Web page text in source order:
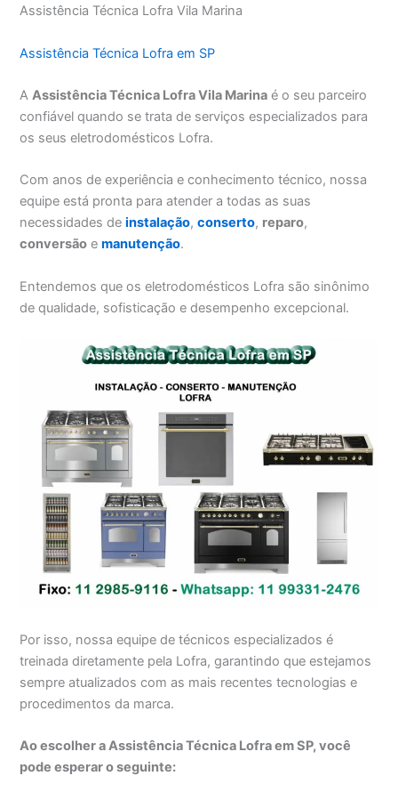
Assistência Técnica Lofra Vila Marina
Assistência Técnica Lofra em SP
AAssistência Técnica Lofra Vila Marina é o seu parceiro
confiável quando se trata de serviços especializados para
os seus eletrodomésticos Lofra.
Com anos de experiência e conhecimento técnico, nossa
equipe está pronta para atender a todas as suas
necessidades deinstalação,conserto, reparo,
conversão emanutenção.
Entendemos que os eletrodomésticos Lofra são sinônimo
de qualidade, sofisticação e desempenho excepcional.
Por isso, nossa equipe de técnicos especializados é
treinada diretamente pela Lofra, garantindo que estejamos
sempre atualizados com as mais recentes tecnologias e
procedimentos da marca.
Ao escolher a Assistência Técnica Lofra em SP, você
pode esperar o seguinte: